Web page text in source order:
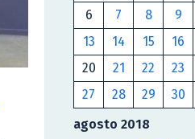
agosto 2018
6
7 8 9
13
14 15 16
20
21 22 23
27
28 29 30